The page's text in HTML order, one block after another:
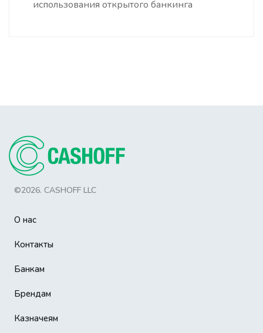
использования открытого банкинга
©2026. CASHOFF LLC
О нас
Контакты
Банкам
Брендам
Казначеям